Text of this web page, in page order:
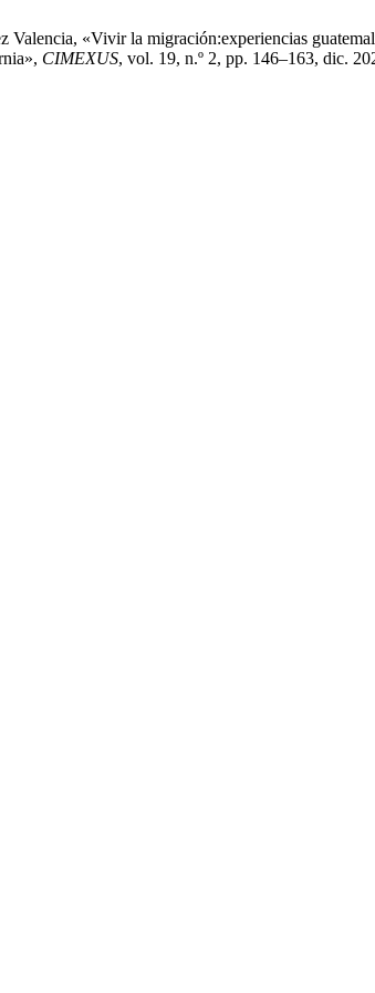
Valencia, «Vivir la migración:experiencias
CIMEXUS, vol. 19, n.º 2, pp. 146–163, dic.